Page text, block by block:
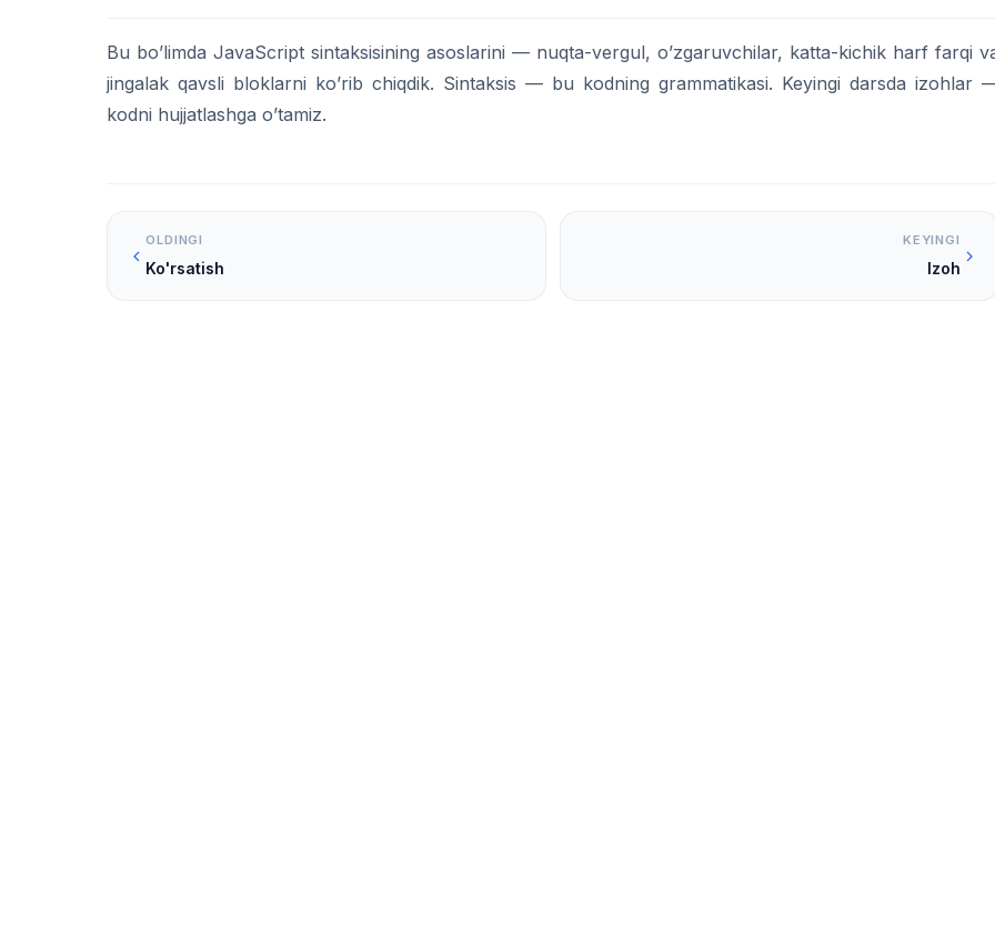
Bu bo’limda JavaScript sintaksisining asoslarini — nuqta-vergul, o’zgaruvchilar, katta-kichik harf farqi
jingalak qavsli bloklarni ko’rib chiqdik. Sintaksis — bu kodning grammatikasi. Keyingi darsda izohlar
kodni hujjatlashga o’tamiz.
OLDINGI
Ko'rsatish
KEYINGI
Izoh